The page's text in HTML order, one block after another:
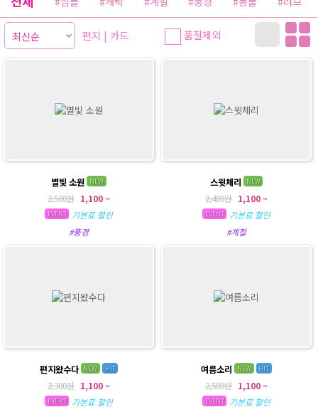
편지 | 카드 품절제외
별빛 소원 NEW
2,500원 1,100 ~
EVENT
기본료 할인
#풍경
스윗체리 NEW
2,400원 1,100 ~
EVENT
기본료 할인
#계절
편지왔수다 NEW HIT
2,300원 1,100 ~
EVENT
기본료 할인
여름소리 NEW HIT
2,500원 1,100 ~
EVENT
기본료 할인